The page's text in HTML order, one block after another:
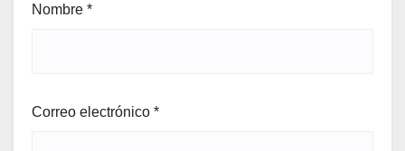
Nombre *
Correo electrónico *